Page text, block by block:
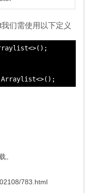
们需使用以下定义
。
783.html